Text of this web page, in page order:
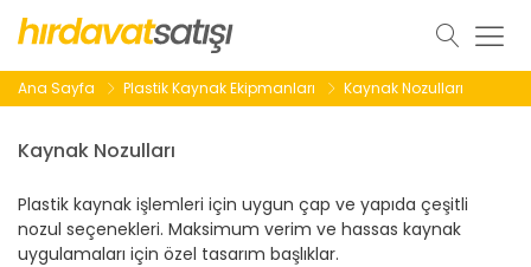
Ana Sayfa Plastik Kaynak Ekipmanları Kaynak Nozulları
Kaynak Nozulları
Plastik kaynak işlemleri için uygun çap ve yapıda çeşitli
nozul seçenekleri. Maksimum verim ve hassas kaynak
uygulamaları için özel tasarım başlıklar.